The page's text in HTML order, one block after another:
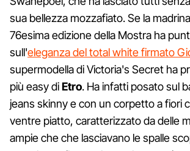
sua bellezza mozzafiato. Se la
76esima edizione della Mostra ha
sull'eleganza del total white firmato
supermodella di Victoria's Secret ha
più easy diEtro. Ha infatti posato sul
jeans skinny e con un corpetto a fiori
ventre piatto, caratterizzato da delle
ampie che che lasciavano le spalle